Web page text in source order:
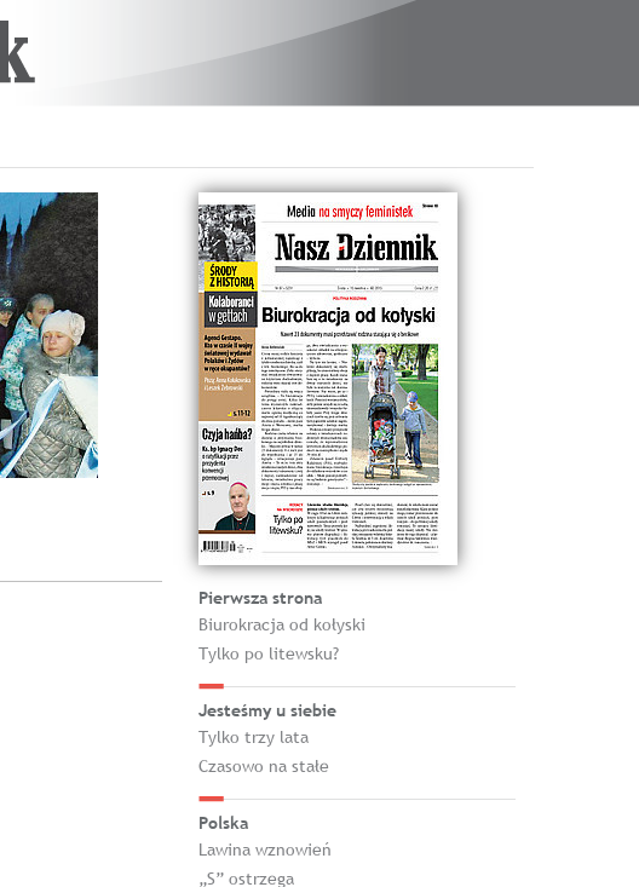
Pierwsza strona
Biurokracja od kołyski
Tylko po litewsku?
Jesteśmy u siebie
Tylko trzy lata
Czasowo na stałe
Polska
Lawina wznowień
„S” ostrzega